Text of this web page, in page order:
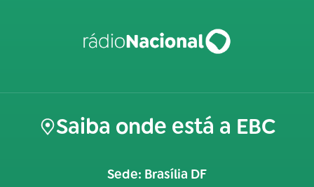
Saiba onde está a EBC
Sede: Brasília DF